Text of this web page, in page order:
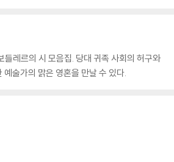
들레르의 시 모음집. 당대 귀족 사회의 허구와
술가의 맑은 영혼을 만날 수 있다.